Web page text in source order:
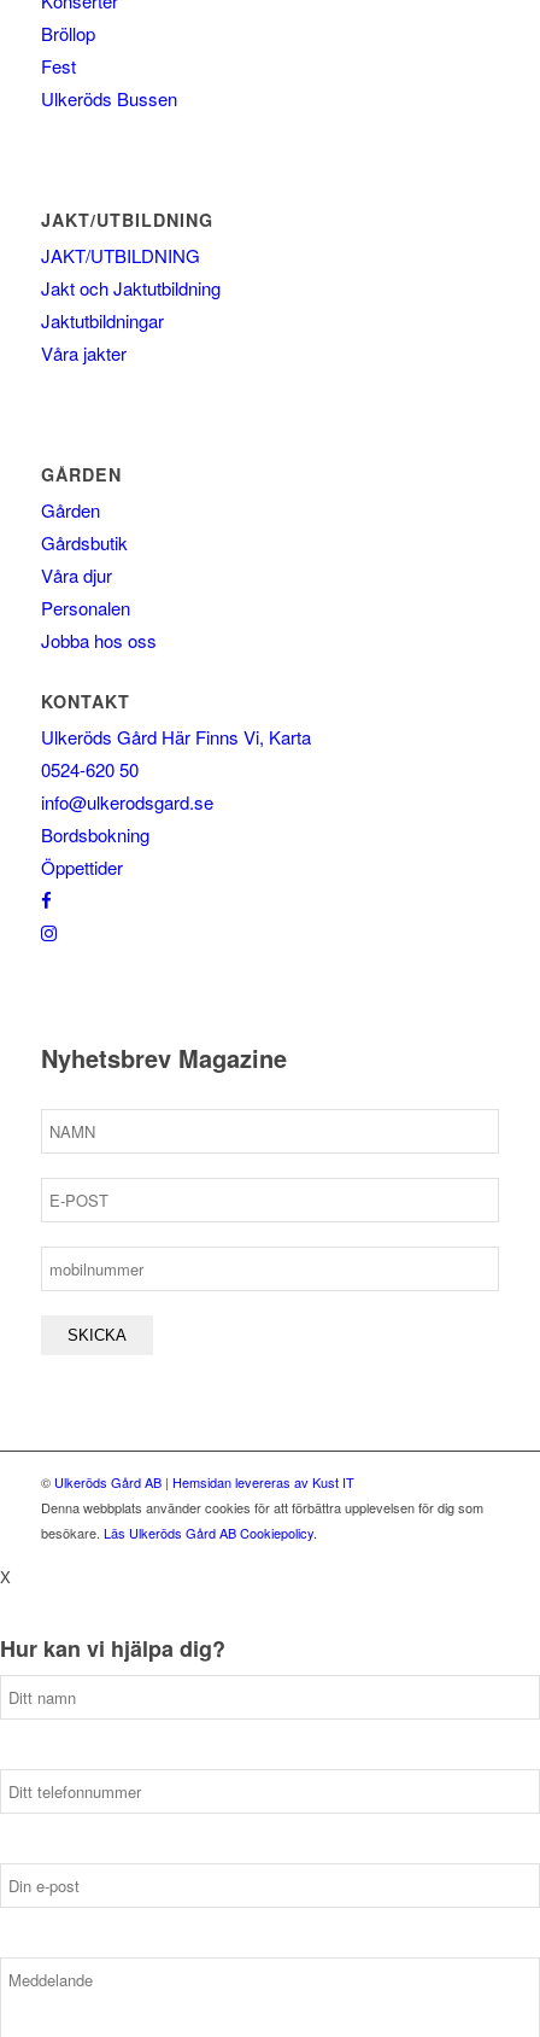
Bröllop
Fest
Ulkeröds Bussen
JAKT/UTBILDNING
JAKT/UTBILDNING
Jakt och Jaktutbildning
Jaktutbildningar
Våra jakter
GÅRDEN
Gården
Gårdsbutik
Våra djur
Personalen
Jobba hos oss
KONTAKT
Ulkeröds Gård Här Finns Vi, Karta
0524-620 50
info@ulkerodsgard.se
Bordsbokning
Öppettider
Nyhetsbrev Magazine
© Ulkeröds Gård AB| Hemsidan levereras av Kust IT
Denna webbplats använder cookies för att förbättra upplevelsen för dig som
besökare. Läs Ulkeröds Gård AB Cookiepolicy.
X
Hur kan vi hjälpa dig?